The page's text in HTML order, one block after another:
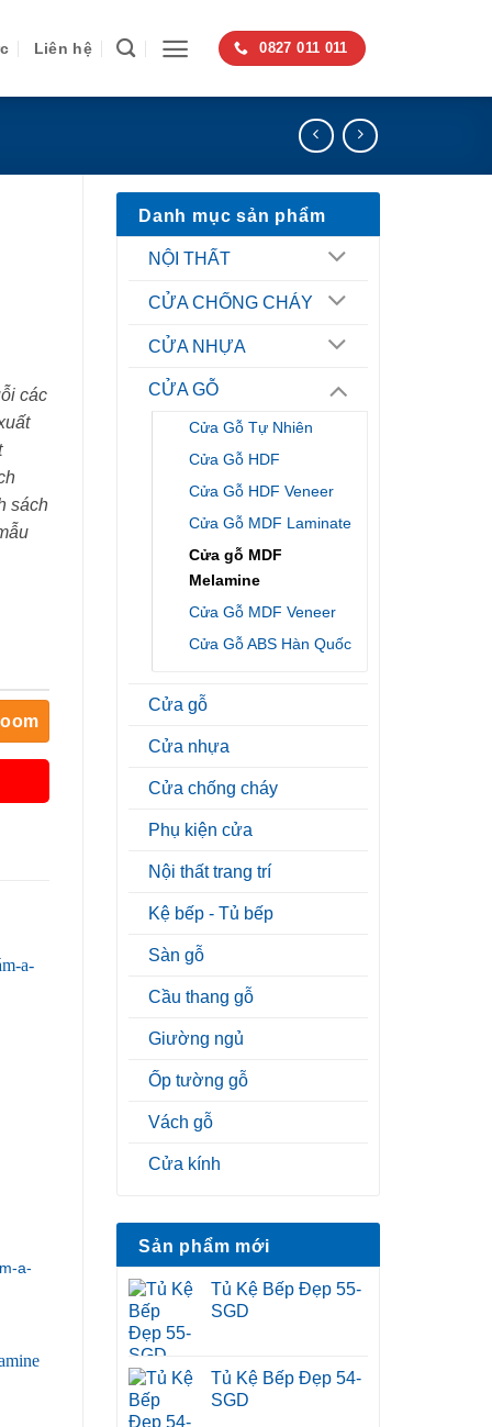
Liên hệ 0827 011 011
Danh mục sản phẩm
NỘI THẤT
CỬA CHỐNG CHÁY
CỬA NHỰA
CỬA GỖ
Cửa Gỗ Tự Nhiên
Cửa Gỗ HDF
Cửa Gỗ HDF Veneer
Cửa Gỗ MDF Laminate
Cửa gỗ MDF
Melamine
Cửa Gỗ MDF Veneer
Cửa Gỗ ABS Hàn Quốc
Cửa gỗ
Cửa nhựa
Cửa chống cháy
Phụ kiện cửa
Nội thất trang trí
Kệ bếp - Tủ bếp
Sàn gỗ
Cầu thang gỗ
Giường ngủ
Ốp tường gỗ
Vách gỗ
Cửa kính
Sản phẩm mới
Tủ Kệ Bếp Đẹp 55-
SGD
Tủ Kệ Bếp Đẹp 54-
SGD
các
sách
a-